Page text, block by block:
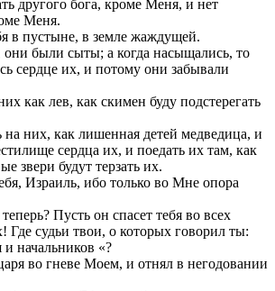
другого бога, кроме Меня, и нет
Меня.
в пустыне, в земле жаждущей.
были сыты; а когда насыщались, то
сердце их, и потому они забывали
как лев, как скимен буду подстерегать
на них, как лишенная детей медведица, и
сердца их, и поедать их там, как
звери будут терзать их.
Израиль, ибо только во Мне опора
Пусть он спасет тебя во всех
Где судьи твои, о которых говорил ты:
и начальников «?
во гневе Моем, и отнял в негодовании